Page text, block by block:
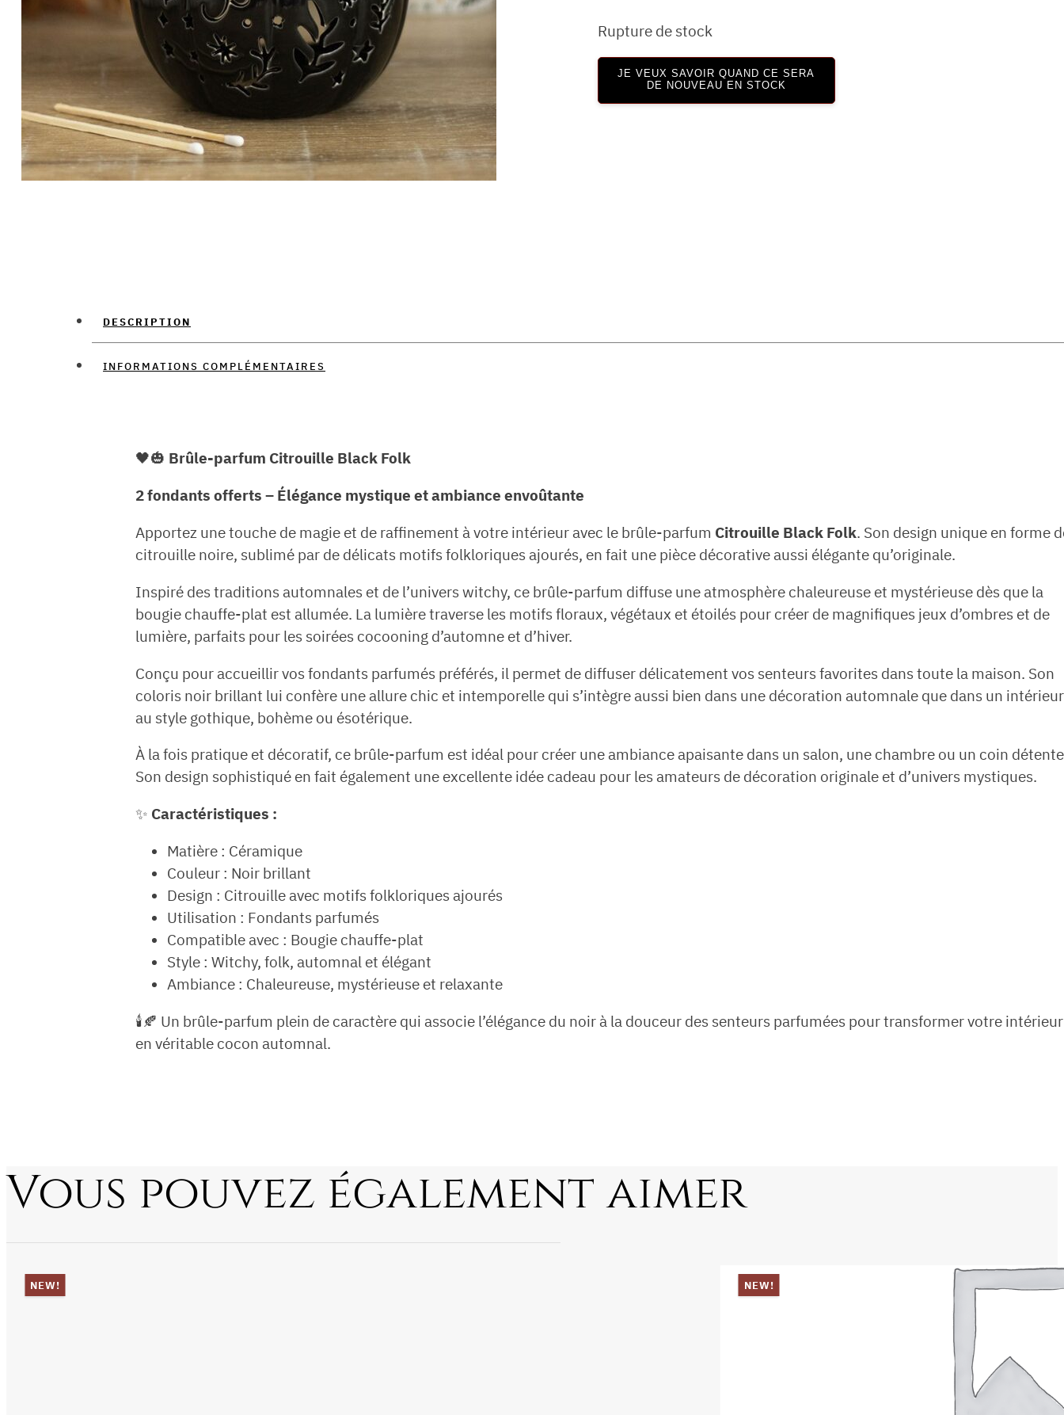
Rupture de stock
JE VEUX SAVOIR QUAND CE SERA
DE NOUVEAU EN STOCK
DESCRIPTION
INFORMATIONS COMPLÉMENTAIRES
🖤🎃 Brûle-parfum Citrouille Black Folk
2 fondants offerts – Élégance mystique et ambiance envoûtante
Apportez une touche de magie et de raffinement à votre intérieur avec le brûle-parfum Citrouille Black Folk. Son design unique en forme
citrouille noire, sublimé par de délicats motifs folkloriques ajourés, en fait une pièce décorative aussi élégante qu’originale.
Inspiré des traditions automnales et de l’univers witchy, ce brûle-parfum diffuse une atmosphère chaleureuse et mystérieuse dès que la
bougie chauffe-plat est allumée. La lumière traverse les motifs floraux, végétaux et étoilés pour créer de magnifiques jeux d’ombres et de
lumière, parfaits pour les soirées cocooning d’automne et d’hiver.
Conçu pour accueillir vos fondants parfumés préférés, il permet de diffuser délicatement vos senteurs favorites dans toute la maison. Son
coloris noir brillant lui confère une allure chic et intemporelle qui s’intègre aussi bien dans une décoration automnale que dans un intérieur
au style gothique, bohème ou ésotérique.
À la fois pratique et décoratif, ce brûle-parfum est idéal pour créer une ambiance apaisante dans un salon, une chambre ou un coin
Son design sophistiqué en fait également une excellente idée cadeau pour les amateurs de décoration originale et d’univers mystiques.
✨ Caractéristiques :
Matière : Céramique
Couleur : Noir brillant
Design : Citrouille avec motifs folkloriques ajourés
Utilisation : Fondants parfumés
Compatible avec : Bougie chauffe-plat
Style : Witchy, folk, automnal et élégant
Ambiance : Chaleureuse, mystérieuse et relaxante
🕯️🍂 Un brûle-parfum plein de caractère qui associe l’élégance du noir à la douceur des senteurs parfumées pour transformer votre intérieur
en véritable cocon automnal.
Vous pouvez également aimer
NEW! NEW!